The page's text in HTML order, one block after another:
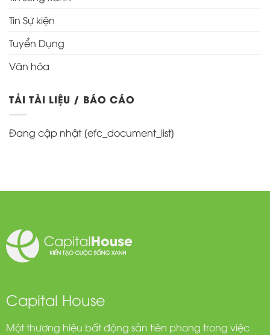
Tin Sự kiện
Tuyển Dụng
Văn hóa
TẢI TÀI LIỆU / BÁO CÁO
Đang cập nhật [efc_document_list]
Capital House
Một thương hiệu bất động sản tiên phong trong việc